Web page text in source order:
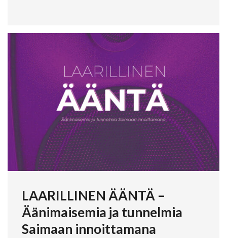
LAARILLINEN ÄÄNTÄ –
Äänimaisemia ja tunnelmia
Saimaan innoittamana